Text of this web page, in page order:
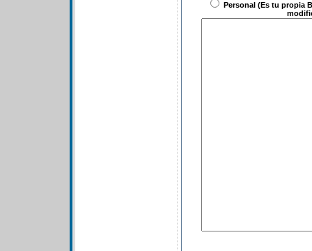
Personal (Es tu propia